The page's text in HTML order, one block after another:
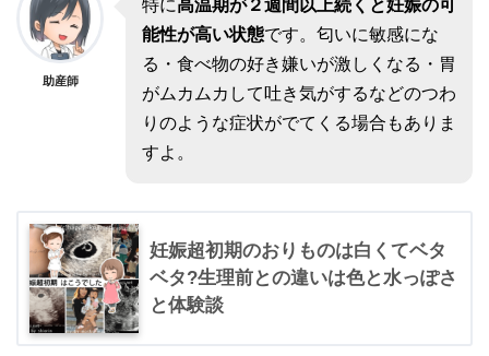
助産師
特に高温期が２週間以上続くと妊娠の可
能性が高い状態です。匂いに敏感にな
る・食べ物の好き嫌いが激しくなる・胃
がムカムカして吐き気がするなどのつわ
りのような症状がでてくる場合もありま
すよ。
妊娠超初期のおりものは白くてベタ
ベタ?生理前との違いは色と水っぽさ
と体験談